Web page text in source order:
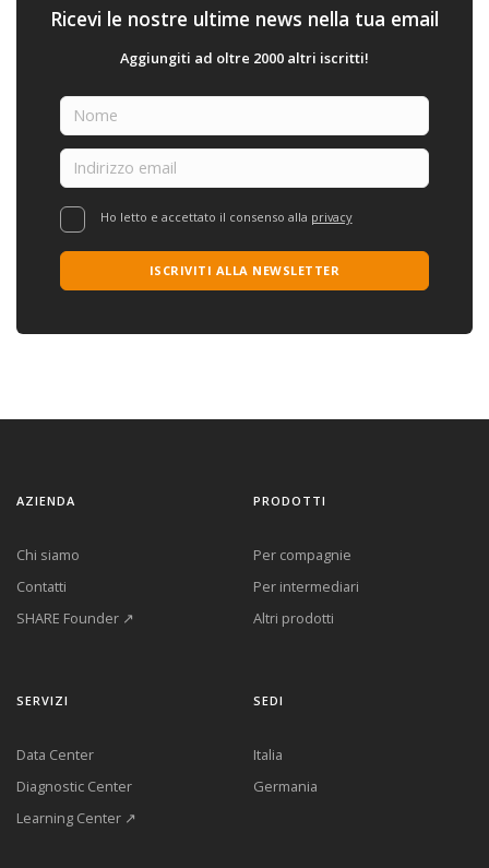
Ricevi le nostre ultime news nella tua email
Aggiungiti ad oltre 2000 altri iscritti!
Ho letto e accettato il consenso alla privacy
ISCRIVITI ALLA NEWSLETTER
AZIENDA
Chi siamo
Contatti
SHARE Founder ↗
PRODOTTI
Per compagnie
Per intermediari
Altri prodotti
SERVIZI
Data Center
Diagnostic Center
Learning Center ↗
SEDI
Italia
Germania